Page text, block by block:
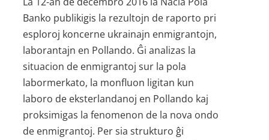
Banko publikigis la rezultojn de raporto pri
esploroj koncerne ukrainajn enmigrantojn,
laborantajn en Pollando. Ĝi analizas la
situacion de enmigrantoj sur la pola
labormerkato, la monfluon ligitan kun
laboro de eksterlandanoj en Pollando kaj
proksimigas la fenomenon de la nova ondo
de enmigrantoj. Per sia strukturo ĝi